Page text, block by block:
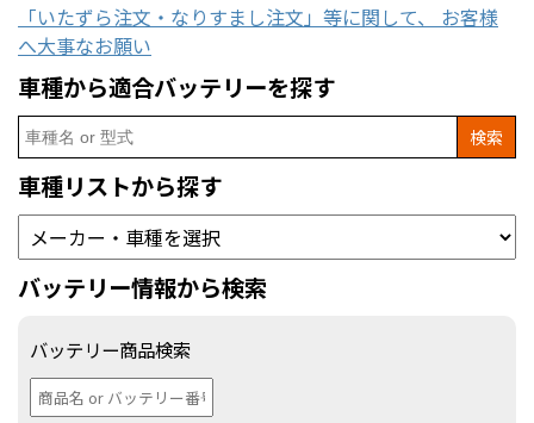
「いたずら注文・なりすまし注文」等に関して、 お客様
へ大事なお願い
車種から適合バッテリーを探す
Search
for:
車種リストから探す
バッテリー情報から検索
バッテリー商品検索